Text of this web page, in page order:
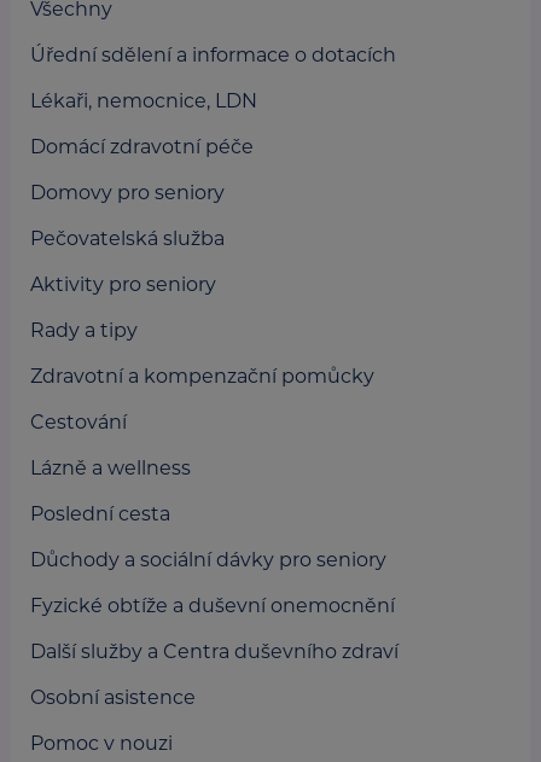
Všechny
Úřední sdělení a informace o dotacích
Lékaři, nemocnice, LDN
Domácí zdravotní péče
Domovy pro seniory
Pečovatelská služba
Aktivity pro seniory
Rady a tipy
Zdravotní a kompenzační pomůcky
Cestování
Lázně a wellness
Poslední cesta
Důchody a sociální dávky pro seniory
Fyzické obtíže a duševní onemocnění
Další služby a Centra duševního zdraví
Osobní asistence
Pomoc v nouzi